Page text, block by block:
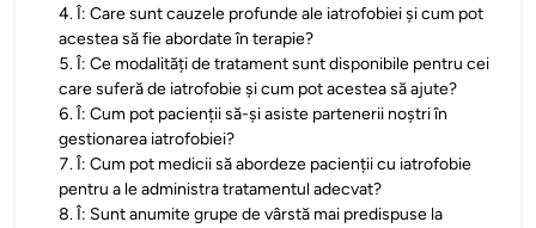
4.Î: Care sunt cauzele profunde ale iatrofobiei și cum pot
acestea să fie abordate în terapie?
5.Î: Ce modalități de tratament sunt disponibile pentru cei
care suferă de iatrofobie și cum pot acestea să ajute?
6.Î: Cum pot pacienții să-și asiste partenerii noștri în
gestionarea iatrofobiei?
7.Î: Cum pot medicii să abordeze pacienții cu iatrofobie
pentru a le administra tratamentul adecvat?
8.Î: Sunt anumite grupe de vârstă mai predispuse la